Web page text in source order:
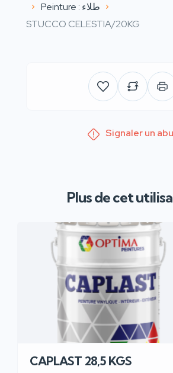
Peinture : طلاء
STUCCO CELESTIA/20KG
Signaler un
Plus de cet
CAPLAST 28,5 KGS